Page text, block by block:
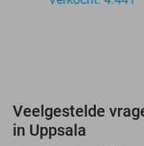
Veelgestelde
in Uppsala